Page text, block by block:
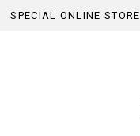
SPECIAL ONLINE STORE